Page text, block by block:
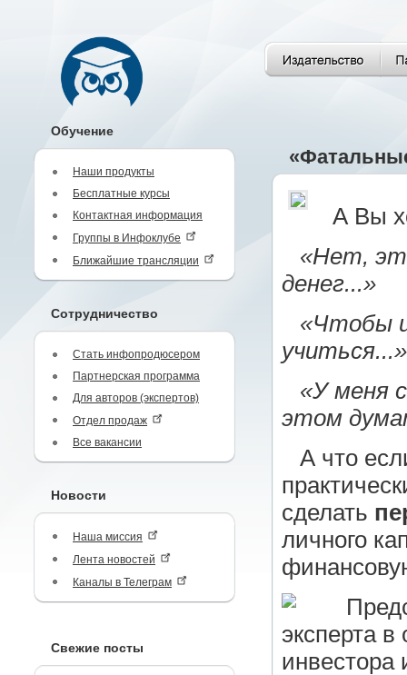
Обучение
Наши продукты
Бесплатные курсы
Контактная информация
Группы в Инфоклубе
Ближайшие трансляции
Сотрудничество
Стать инфопродюсером
Партнерская программа
Для авторов (экспертов)
Отдел продаж
Все вакансии
Новости
Наша миссия
Лента новостей
Каналы в Телеграм
Свежие посты
А Вы
«Нет,
денег...»
«Чтобы
учиться...»
«У меня
этом
А что
сделать
личного
эксперта